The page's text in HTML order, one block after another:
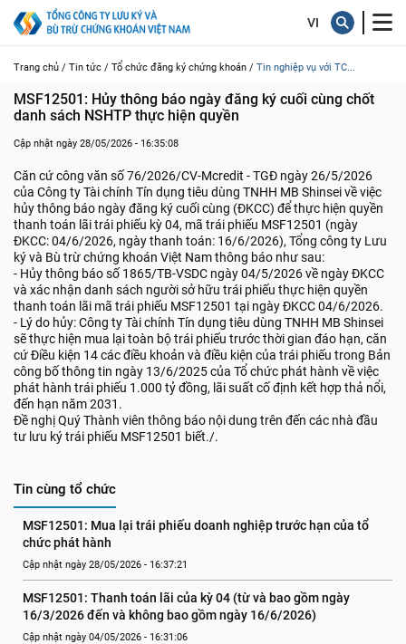
Trang chủ / Tin tức / Tổ chức đăng ký chứng khoán / Tin nghiệp vụ với TC...
MSF12501: Hủy thông báo ngày đăng ký cuối cùng chốt
danh sách NSHTP thực hiện quyền
Cập nhật ngày 28/05/2026 - 16:35:08
Căn cứ công văn số 76/2026/CV-Mcredit - TGĐ ngày 26/5/2026
của Công ty Tài chính Tín dụng tiêu dùng TNHH MB Shinsei về việc
hủy thông báo ngày đăng ký cuối cùng (ĐKCC) để thực hiện quyền
thanh toán lãi trái phiếu kỳ 04, mã trái phiếu MSF12501 (ngày
ĐKCC: 04/6/2026, ngày thanh toán: 16/6/2026), Tổng công ty Lưu
ký và Bù trừ chứng khoán Việt Nam thông báo như sau:
- Hủy thông báo số 1865/TB-VSDC ngày 04/5/2026 về ngày ĐKCC
và xác nhận danh sách người sở hữu trái phiếu thực hiện quyền
thanh toán lãi mã trái phiếu MSF12501 tại ngày ĐKCC 04/6/2026.
- Lý do hủy: Công ty Tài chính Tín dụng tiêu dùng TNHH MB Shinsei
sẽ thực hiện mua lại toàn bộ trái phiếu trước thời gian đáo hạn, căn
cứ Điều kiện 14 các điều khoản và điều kiện của trái phiếu trong Bản
công bố thông tin ngày 13/6/2025 của Tổ chức phát hành về việc
phát hành trái phiếu 1.000 tỷ đồng, lãi suất cố định kết hợp thả nổi,
đến hạn năm 2031.
Đề nghị Quý Thành viên thông báo nội dung trên đến các nhà đầu
tư lưu ký trái phiếu MSF12501 biết./.
Tin cùng tổ chức
MSF12501: Mua lại trái phiếu doanh nghiệp trước hạn của tổ
chức phát hành
Cập nhật ngày 28/05/2026 - 16:37:21
MSF12501: Thanh toán lãi của kỳ 04 (từ và bao gồm ngày
16/3/2026 đến và không bao gồm ngày 16/6/2026)
Cập nhật ngày 04/05/2026 - 16:31:06